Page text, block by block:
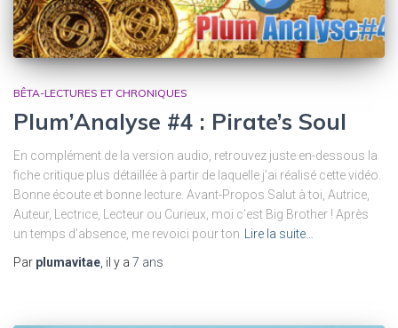
BÊTA-LECTURES ET CHRONIQUES
Plum’Analyse #4 : Pirate’s Soul
En complément de la version audio, retrouvez juste en-dessous la
fiche critique plus détaillée à partir de laquelle j’ai réalisé cette vidéo.
Bonne écoute et bonne lecture. Avant-Propos Salut à toi, Autrice,
Auteur, Lectrice, Lecteur ou Curieux, moi c’est Big Brother ! Après
un temps d’absence, me revoici pour ton
Lire la suite…
Par plumavitae , il y a 7 ans